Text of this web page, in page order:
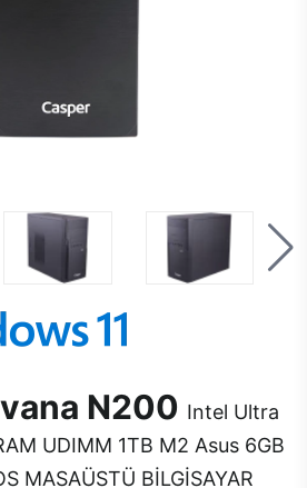
N200 Intel Ultra
UDIMM 1TB M2 Asus 6GB
MASAÜSTÜ BİLGİSAYAR